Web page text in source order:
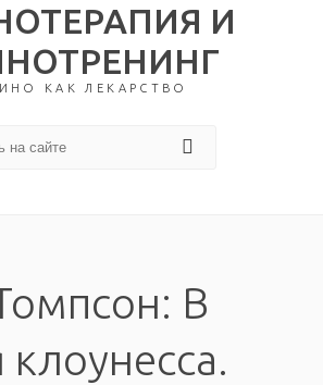
И
КАК ЛЕКАРСТВО
В